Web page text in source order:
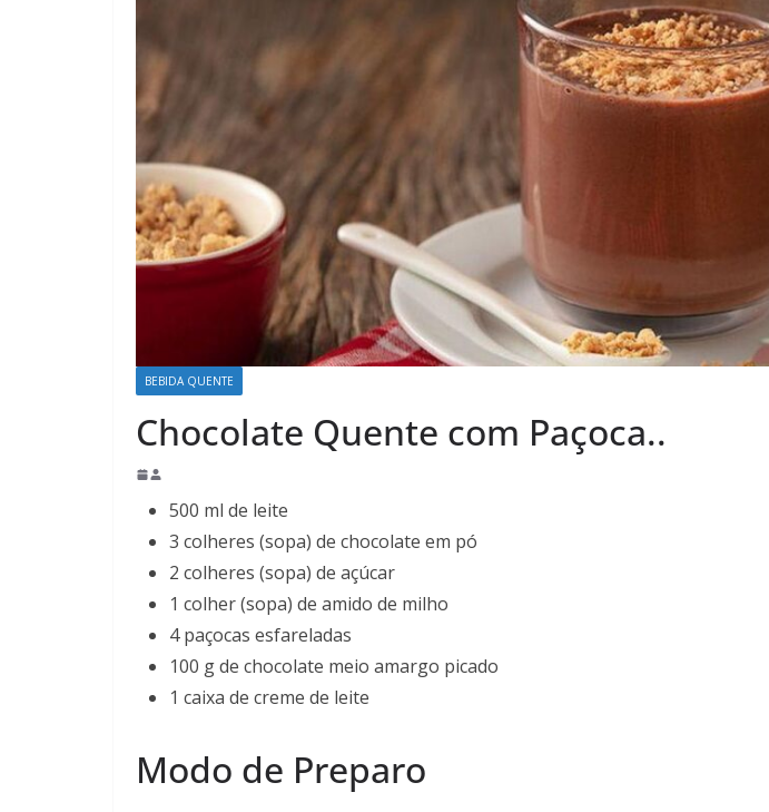
BEBIDA QUENTE
Chocolate Quente com Paçoca..
500 ml de leite
3 colheres (sopa) de chocolate em pó
2 colheres (sopa) de açúcar
1 colher (sopa) de amido de milho
4 paçocas esfareladas
100 g de chocolate meio amargo picado
1 caixa de creme de leite
Modo de Preparo